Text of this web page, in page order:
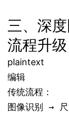
三、深
流程升级
plaintext
编辑
传统流程：
图像识别 →